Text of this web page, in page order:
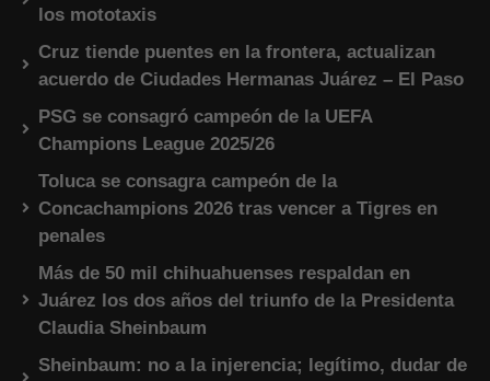
los mototaxis
Cruz tiende puentes en la frontera, actualizan
acuerdo de Ciudades Hermanas Juárez – El Paso
PSG se consagró campeón de la UEFA
Champions League 2025/26
Toluca se consagra campeón de la
Concachampions 2026 tras vencer a Tigres en
penales
Más de 50 mil chihuahuenses respaldan en
Juárez los dos años del triunfo de la Presidenta
Claudia Sheinbaum
Sheinbaum: no a la injerencia; legítimo, dudar de